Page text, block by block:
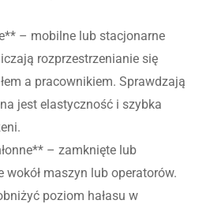
– mobilne lub stacjonarne
rozprzestrzenianie się
a pracownikiem. Sprawdzają
jest elastyczność i szybka
– zamknięte lub
wokół maszyn lub operatorów.
poziom hałasu w